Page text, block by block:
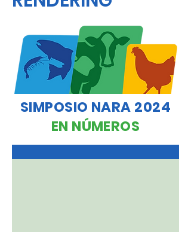
SIMPOSIO NARA 2024
EN NÚMEROS